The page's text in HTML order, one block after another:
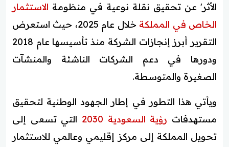
الأثر' عن تحقيق نقلة نوعية في منظومة الاستثمار
الخاص في المملكة
خلال عام 2025، حيث استعرض
التقرير أبرز إنجازات الشركة منذ تأسيسها عام 2018
ودورها في دعم الشركات الناشئة والمنشآت
الصغيرة والمتوسطة.
ويأتي هذا التطور في إطار الجهود الوطنية لتحقيق
مستهدفات رؤية السعودية 2030
التي تسعى إلى
تحويل المملكة إلى مركز إقليمي وعالمي للاستثمار